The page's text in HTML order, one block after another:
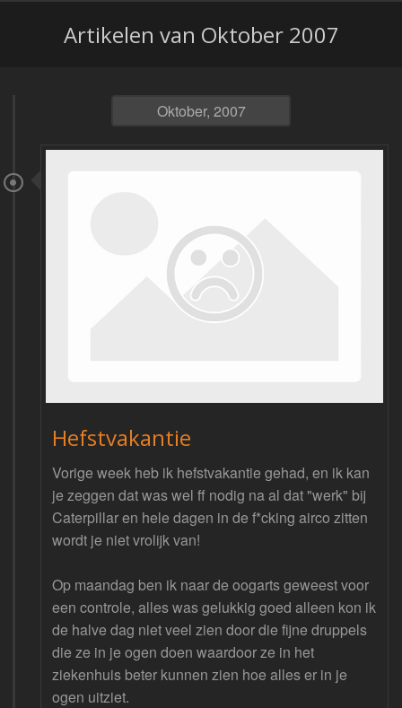
Artikelen van Oktober 2007
Oktober, 2007
Hefstvakantie
Vorige week heb ik hefstvakantie gehad, en ik kan
je zeggen dat was wel ff nodig na al dat "werk" bij
Caterpillar en hele dagen in de f*cking airco zitten
wordt je niet vrolijk van!
Op maandag ben ik naar de oogarts geweest voor
een controle, alles was gelukkig goed alleen kon ik
de halve dag niet veel zien door die fijne druppels
die ze in je ogen doen waardoor ze in het
ziekenhuis beter kunnen zien hoe alles er in je
ogen uitziet.